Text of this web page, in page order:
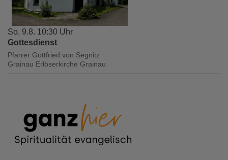
So, 9.8. 10:30 Uhr
Gottesdienst
Pfarrer Gottfried von Segnitz
Grainau Erlöserkirche Grainau